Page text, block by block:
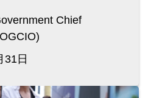
Chief
31日